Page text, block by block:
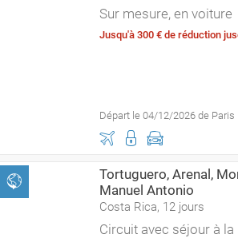
Sur mesure, en voiture
Jusqu'à 300 € de réduction
Départ le 04/12/2026 de Paris
Tortuguero, Arenal,
Manuel Antonio
Costa Rica, 12 jours
Circuit avec séjour à la